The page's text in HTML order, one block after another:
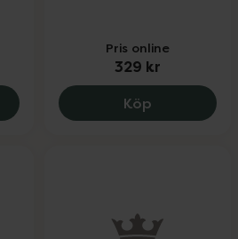
Pharma Body Lotion, 119 kr.
Pris online
329 kr
Köp BIOpH+